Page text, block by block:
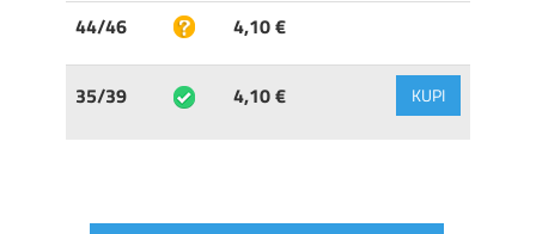
44/46 4,10 €
35/39 4,10 € KUPI